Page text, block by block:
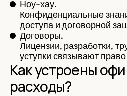
Ноу-хау.
Конфиденциальные
доступа и договорной
Договоры.
Лицензии, разработки,
уступки связывают
Как устроены
расходы?